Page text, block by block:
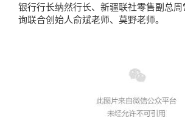
银行行长纳然行长、新疆联社零售副总
询联合创始人俞斌老师、莫野老师。